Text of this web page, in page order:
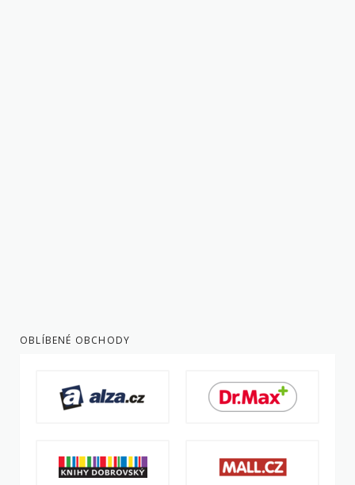
OBLÍBENÉ OBCHODY